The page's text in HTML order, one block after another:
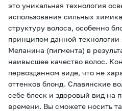
это уникальная технология
использования сильных
структуру волоса, особенно
принципом данной
Меланина (пигмента) в
наивысшее качество волос.
первозданном виде, что не
оттенков блонд. Славянские
себе блеск и здоровый вид на
времени. Вы сможете носить